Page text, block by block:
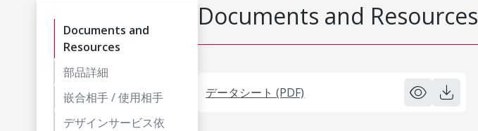
Documents and
Resources
部品詳細
嵌合相手 / 使用相手
デザインサービス依
Documents and Resources
データシート (PDF)